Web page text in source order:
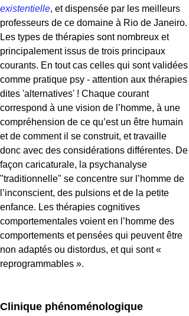
existentielle, et dispensée par les meilleurs
professeurs de ce domaine à Rio de Janeiro.
Les types de thérapies sont nombreux et
principalement issus de trois principaux
courants. En tout cas celles qui sont validées
comme pratique psy - attention aux thérapies
dites 'alternatives' ! Chaque courant
correspond à une vision de l’homme, à une
compréhension de ce qu’est un être humain
et de comment il se construit, et travaille
donc avec des considérations différentes. De
façon caricaturale, la psychanalyse
"traditionnelle" se concentre sur l’homme de
l’inconscient, des pulsions et de la petite
enfance. Les thérapies cognitives
comportementales voient en l’homme des
comportements et pensées qui peuvent être
non adaptés ou distordus, et qui sont «
reprogrammables ».
Clinique phénoménologique